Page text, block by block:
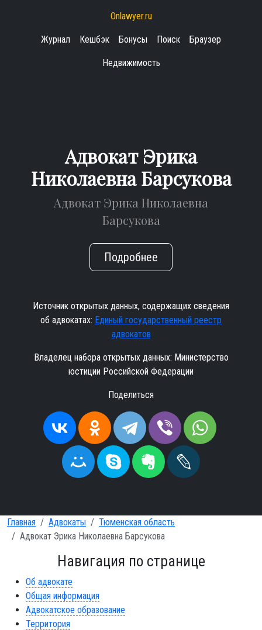
Onlawyer.ru
Журнал Кешбэк Бонусы Поиск Браузер
Недвижимость
Адвокат Эрика
Николаевна Барсукова
Адвокат Эрика Николаевна
Барсукова
Подробнее
Источник открытых данных, содержащих сведения
об адвокатах: Единый государственный реестр
адвокатов
Владелец набора открытых данных: Министерство
юстиции Российской Федерации
Поделиться
Главная Адвокаты
Тюменская область
Адвокат Эрика Николаевна Барсукова
Навигация по странице
Об адвокате
Общая информация
Адвокатское образование
Территория